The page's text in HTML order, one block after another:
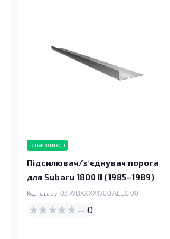
в наявності
Підсилювач/зʼєднувач порога
для Subaru 1800 II (1985–1989)
Код товару: 03.WBXXXX1700.ALL.0.00
0